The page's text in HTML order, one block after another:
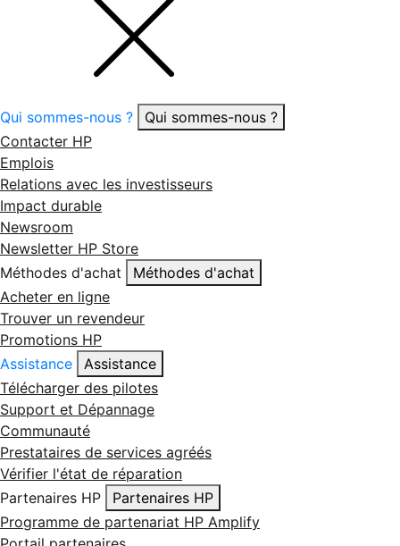
Qui sommes-nous ?
Qui sommes-nous ?
Contacter HP
Emplois
Relations avec les investisseurs
Impact durable
Newsroom
Newsletter HP Store
Méthodes d'achat
Méthodes d'achat
Acheter en ligne
Trouver un revendeur
Promotions HP
Assistance
Assistance
Télécharger des pilotes
Support et Dépannage
Communauté
Prestataires de services agréés
Vérifier l'état de réparation
Partenaires HP
Partenaires HP
Programme de partenariat HP Amplify